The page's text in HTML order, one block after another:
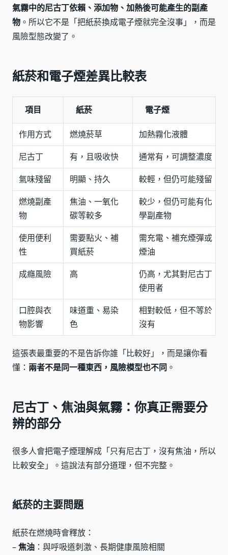
氣霧中的尼古丁依賴、添加物、加熱後可能產生的副產
物 。所以它不是「把紙菸換成電子煙就完全沒事」，而是
風險型態改變了。
紙菸和電子煙差異比較表
項目 紙菸 電子煙
作用方式 燃燒菸草
加熱霧化液體
尼古丁
有，且吸收快
通常有，可調整濃度
氣味殘留
明顯、持久
較輕，但仍可能殘留
燃燒副產
物
焦油、一氧化
碳等較多
較少，但仍可能有化
學副產物
使用便利
性
需要點火、補
買紙菸
需充電、補充煙彈或
煙油
成癮風險
高
仍高，尤其對尼古丁
使用者
口腔與衣
物影響
味道重、易染
色
相對較低，但不等於
沒有
這張表最重要的不是告訴你誰「比較好」，而是讓你看
懂： 兩者不是同一種東西，風險模型也不同 。
尼古丁、焦油與氣霧：你真正需要分
辨的部分
很多人會把電子煙理解成「只有尼古丁，沒有焦油，所以
比較安全」。這說法有部分道理，但不完整。
紙菸的主要問題
紙菸在燃燒時會釋放：
–焦油 ：與呼吸道刺激、長期健康風險相關